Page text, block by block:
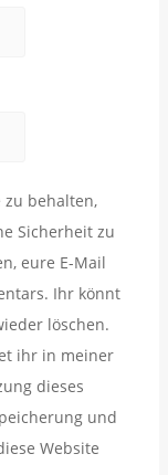
zu behalten,
Sicherheit zu
eure E-Mail
Ihr könnt
löschen.
ihr in meiner
dieses
und
Website